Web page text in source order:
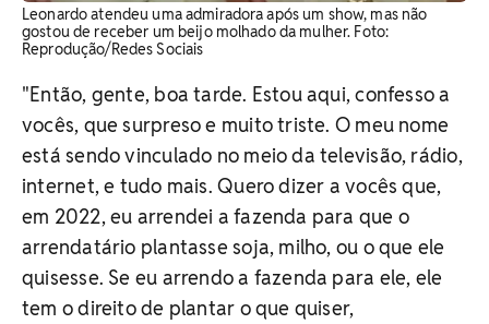
Leonardo atendeu uma admiradora após um show, mas não
gostou de receber um beijo molhado da mulher. Foto:
Reprodução/Redes Sociais
"Então, gente, boa tarde. Estou aqui, confesso a
vocês, que surpreso e muito triste. O meu nome
está sendo vinculado no meio da televisão, rádio,
internet, e tudo mais. Quero dizer a vocês que,
em 2022, eu arrendei a fazenda para que o
arrendatário plantasse soja, milho, ou o que ele
quisesse. Se eu arrendo a fazenda para ele, ele
tem o direito de plantar o que quiser,